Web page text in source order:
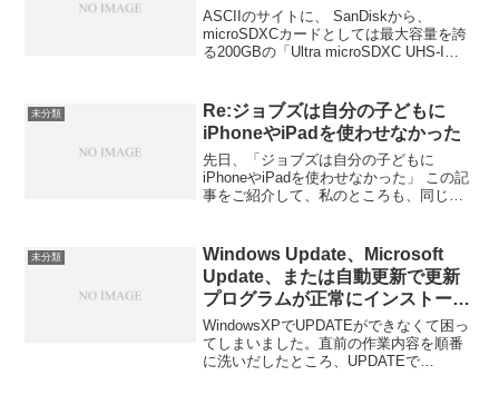
ASCIIのサイトに、 SanDiskから、
microSDXCカードとしては最大容量を誇
る200GBの「Ultra microSDXC UHS-I
未分類
Re:ジョブズは自分の子どもに
iPhoneやiPadを使わせなかった
先日、「ジョブズは自分の子どもに
iPhoneやiPadを使わせなかった」 この記
事をご紹介して、私のところも、同じで
を知っているから使わない、やらない、
ということを、商...
未分類
Windows Update、Microsoft
Update、または自動更新で更新
プログラムが正常にインストール
できない
WindowsXPでUPDATEができなくて困っ
てしまいました。直前の作業内容を順番
に洗いだしたところ、UPDATEで